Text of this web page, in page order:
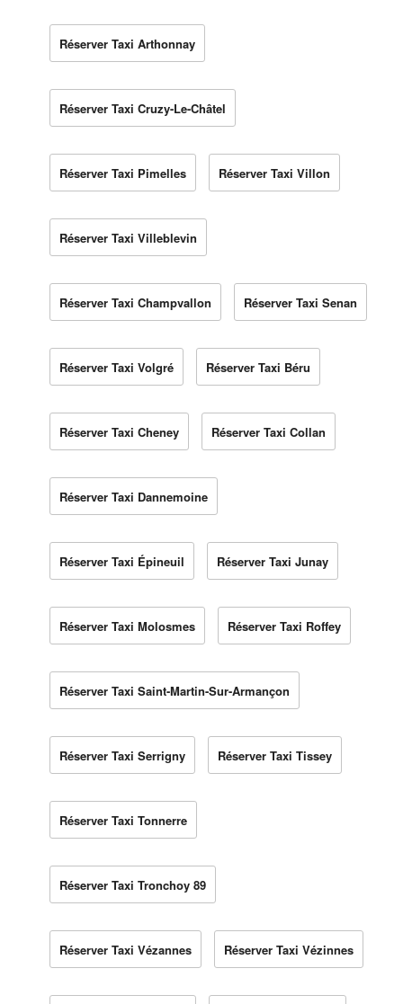
Réserver Taxi Arthonnay
Réserver Taxi Cruzy-Le-Châtel
Réserver Taxi Pimelles Réserver Taxi Villon
Réserver Taxi Villeblevin
Réserver Taxi Champvallon Réserver Taxi Senan
Réserver Taxi Volgré Réserver Taxi Béru
Réserver Taxi Cheney Réserver Taxi Collan
Réserver Taxi Dannemoine
Réserver Taxi Épineuil Réserver Taxi Junay
Réserver Taxi Molosmes Réserver Taxi Roffey
Réserver Taxi Saint-Martin-Sur-Armançon
Réserver Taxi Serrigny Réserver Taxi Tissey
Réserver Taxi Tonnerre
Réserver Taxi Tronchoy 89
Réserver Taxi Vézannes Réserver Taxi Vézinnes